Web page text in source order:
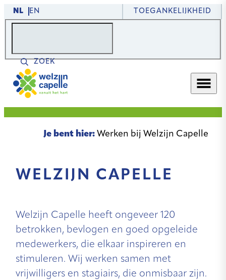
NL EN TOEGANKELIJKHEID
ZOEK
Je bent hier: Werken bij Welzijn Capelle
WELZIJN CAPELLE
Welzijn Capelle heeft ongeveer 120
betrokken, bevlogen en goed opgeleide
medewerkers, die elkaar inspireren en
stimuleren. Wij werken samen met
vrijwilligers en stagiairs, die onmisbaar zijn.